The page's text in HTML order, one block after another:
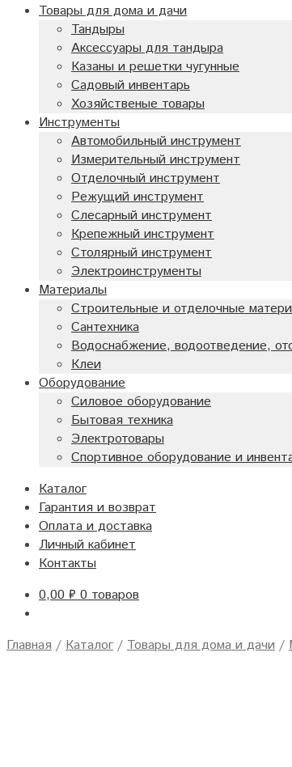
Товары для дома и дачи
Тандыры
Аксессуары для тандыра
Казаны и решетки чугунные
Садовый инвентарь
Хозяйственые товары
Инструменты
Автомобильный инструмент
Измерительный инструмент
Отделочный инструмент
Режущий инструмент
Слесарный инструмент
Крепежный инструмент
Столярный инструмент
Электроинструменты
Материалы
Строительные и отделочные
Сантехника
Водоснабжение, водоотведение,
Клеи
Оборудование
Силовое оборудование
Бытовая техника
Электротовары
Спортивное оборудование и
Каталог
Гарантия и возврат
Оплата и доставка
Личный кабинет
Контакты
0,00₽ 0 товаров
Главная / Каталог / Товары для дома и дачи /